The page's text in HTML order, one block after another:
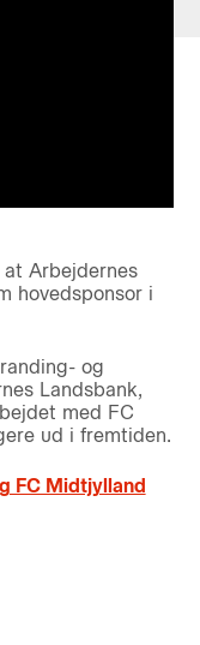
Arbejdernes
hovedsponsor i
og
Landsbank,
med FC
ud i fremtiden.
FC Midtjylland